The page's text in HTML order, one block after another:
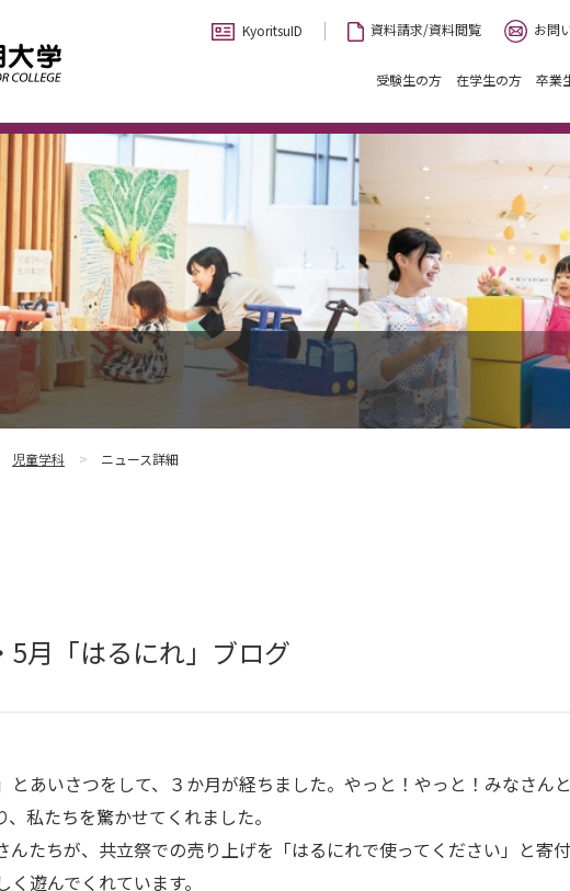
KyoritsuID 資料請求/資料閲覧 お問
受験生の方 在学生の方 卒業
児童学科 ニュース詳細
5月「はるにれ」ブログ
あいさつをして、３か月が経ちました。やっと！やっと！みなさん
私たちを驚かせてくれました。
たちが、共立祭での売り上げを「はるにれで使ってください」と寄
遊んでくれています。